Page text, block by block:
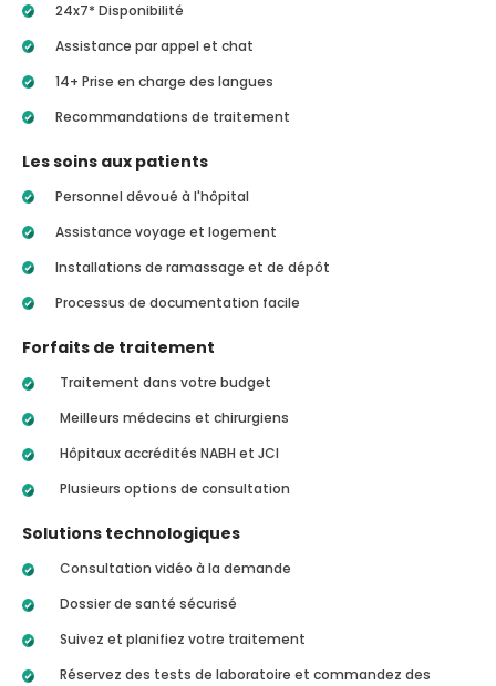
24x7* Disponibilité
Assistance par appel et chat
14+ Prise en charge des langues
Recommandations de traitement
Les soins aux patients
Personnel dévoué à l'hôpital
Assistance voyage et logement
Installations de ramassage et de dépôt
Processus de documentation facile
Forfaits de traitement
Traitement dans votre budget
Meilleurs médecins et chirurgiens
Hôpitaux accrédités NABH et JCI
Plusieurs options de consultation
Solutions technologiques
Consultation vidéo à la demande
Dossier de santé sécurisé
Suivez et planifiez votre traitement
Réservez des tests de laboratoire et commandez des